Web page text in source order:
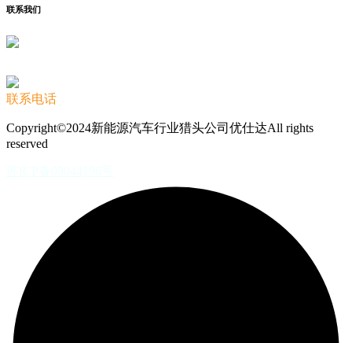
联系我们
联系电话
Copyright©2024新能源汽车行业猎头公司优仕达All rights
reserved